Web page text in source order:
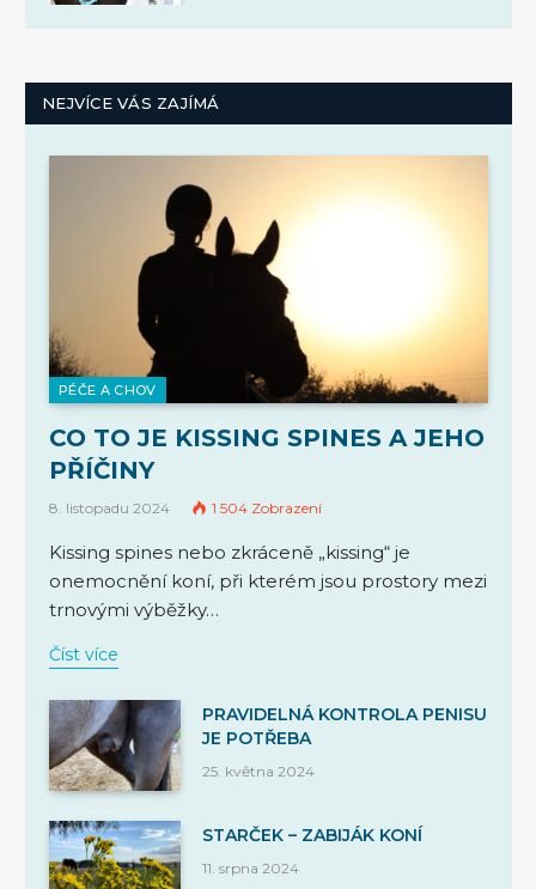
NEJVÍCE VÁS ZAJÍMÁ
PÉČE A CHOV
CO TO JE KISSING SPINES A JEHO
PŘÍČINY
8. listopadu 2024 1 504 Zobrazení
Kissing spines nebo zkráceně „kissing“ je
onemocnění koní, při kterém jsou prostory mezi
trnovými výběžky…
Číst více
PRAVIDELNÁ KONTROLA PENISU
JE POTŘEBA
25. května 2024
STARČEK – ZABIJÁK KONÍ
11. srpna 2024